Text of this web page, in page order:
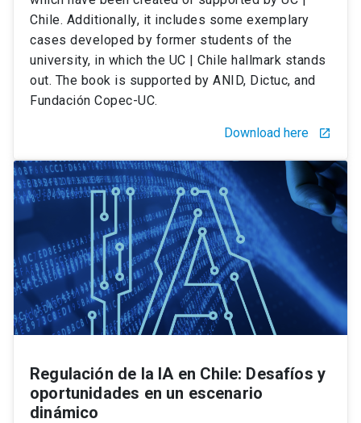
Chile. Additionally, it includes some exemplary
cases developed by former students of the
university, in which the UC | Chile hallmark stands
out. The book is supported by ANID, Dictuc, and
Fundación Copec-UC.
Download here launch
Regulación de la IA en Chile: Desafíos y
oportunidades en un escenario
dinámico